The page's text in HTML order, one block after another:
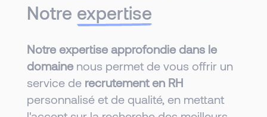
Notre expertise
Notre expertise approfondie dans le
domaine nous permet de vous offrir un
service de recrutement en RH
personnalisé et de qualité, en mettant